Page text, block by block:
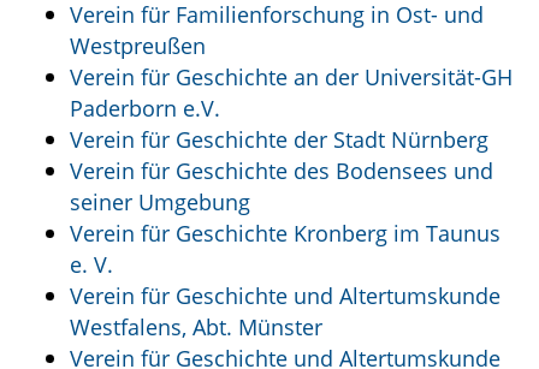
Verein für Familienforschung in Ost- und
Westpreußen
Verein für Geschichte an der Universität-GH
Paderborn e.V.
Verein für Geschichte der Stadt Nürnberg
Verein für Geschichte des Bodensees und
seiner Umgebung
Verein für Geschichte Kronberg im Taunus
e. V.
Verein für Geschichte und Altertumskunde
Westfalens, Abt. Münster
Verein für Geschichte und Altertumskunde